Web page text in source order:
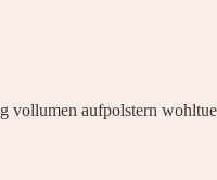
vollumen aufpolstern